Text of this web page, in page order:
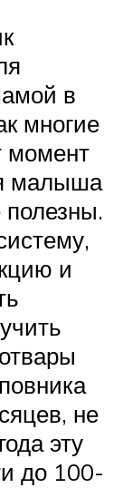
в
многие
момент
малыша
и
не
эту
до 100-